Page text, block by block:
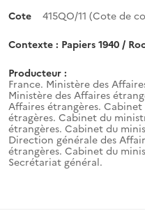
Cote 415QO/11 (Cote de
Contexte : Papiers 1940 /
Producteur :
France. Ministère des
Ministère des Affaires
Affaires étrangères.
étragères. Cabinet du
étrangères. Cabinet du
Direction générale des
étrangères. Cabinet du
Secrétariat général.